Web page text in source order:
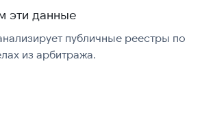
эти данные
публичные реестры по
из арбитража.